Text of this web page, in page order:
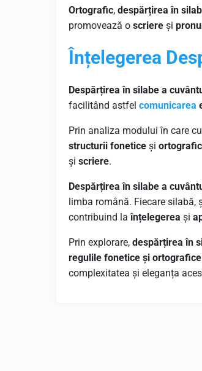
Ortografic, despărțirea în
promovează o scriere și
Înțelegerea
Despărțirea în silabe a
facilitând astfel comunicarea
Prin analiza modului în care
structurii fonetice și
și scriere.
Despărțirea în silabe a
limba română. Fiecare silabă,
contribuind laînțelegerea și
Prin explorare, despărțirea în
regulile fonetice și ortografice
complexitatea și eleganța